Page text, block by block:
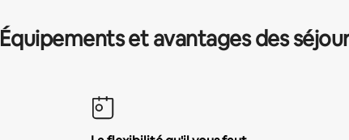
Équipements et avantages des